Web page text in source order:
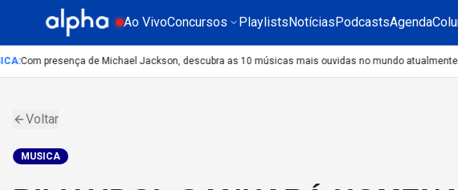
Ao VivoConcursos PlaylistsNotíciasPodcastsAgenda
:Com presença de Michael Jackson, descubra as 10 músicas mais ouvidas no mundo atualmente
Voltar
MUSICA